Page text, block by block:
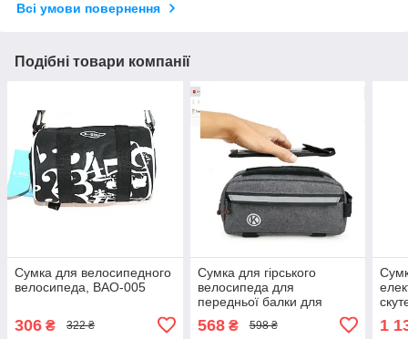
Всі умови повернення
Подібні товари компанії
Сумка для велосипедного
велосипеда, BAO-005
306 ₴ 322 ₴
Сумка для гірського
велосипеда для
передньої балки для
568₴ 598 ₴ 1